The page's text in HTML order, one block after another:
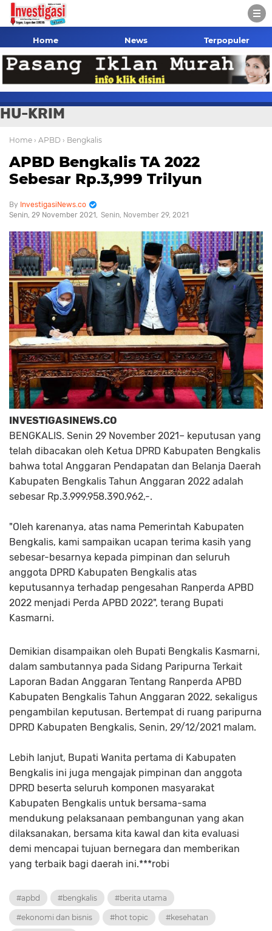
Home News Terpopuler
HU-KRIM
Home › APBD › Bengkalis
APBD Bengkalis TA 2022
Sebesar Rp.3,999 Trilyun
InvestigasiNews.co
Senin, 29 November 2021
Senin, November 29, 2021
INVESTIGASINEWS.CO
BENGKALIS. Senin 29 November 2021– keputusan yang
telah dibacakan oleh Ketua DPRD Kabupaten Bengkalis
bahwa total Anggaran Pendapatan dan Belanja Daerah
Kabupaten Bengkalis Tahun Anggaran 2022 adalah
sebesar Rp.3.999.958.390.962,-.
"Oleh karenanya, atas nama Pemerintah Kabupaten
Bengkalis, kami sampaikan ucapan terima kasih yang
sebesar-besarnya kepada pimpinan dan seluruh
anggota DPRD Kabupaten Bengkalis atas
keputusannya terhadap pengesahan Ranperda APBD
2022 menjadi Perda APBD 2022", terang Bupati
Kasmarni.
Demikian disampaikan oleh Bupati Bengkalis Kasmarni,
dalam sambutannya pada Sidang Paripurna Terkait
Laporan Badan Anggaran Tentang Ranperda APBD
Kabupaten Bengkalis Tahun Anggaran 2022, sekaligus
pengambilan keputusan. Bertempat di ruang paripurna
DPRD Kabupaten Bengkalis, Senin, 29/12/2021 malam.
Lebih lanjut, Bupati Wanita pertama di Kabupaten
Bengkalis ini juga mengajak pimpinan dan anggota
DPRD beserta seluruh komponen masyarakat
Kabupaten Bengkalis untuk bersama-sama
mendukung pelaksanaan pembangunan yang akan
dilaksanakan, bersama kita kawal dan kita evaluasi
demi mencapai tujuan bernegara dan memberikan
yang terbaik bagi daerah ini.***robi
#apbd #bengkalis #berita utama
#ekonomi dan bisnis #hot topic #kesehatan